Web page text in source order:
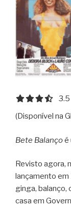
3.5
3.5
(Disponível na
Bete Balançoé
Revisto agora,
lançamento
ginga,
casa em